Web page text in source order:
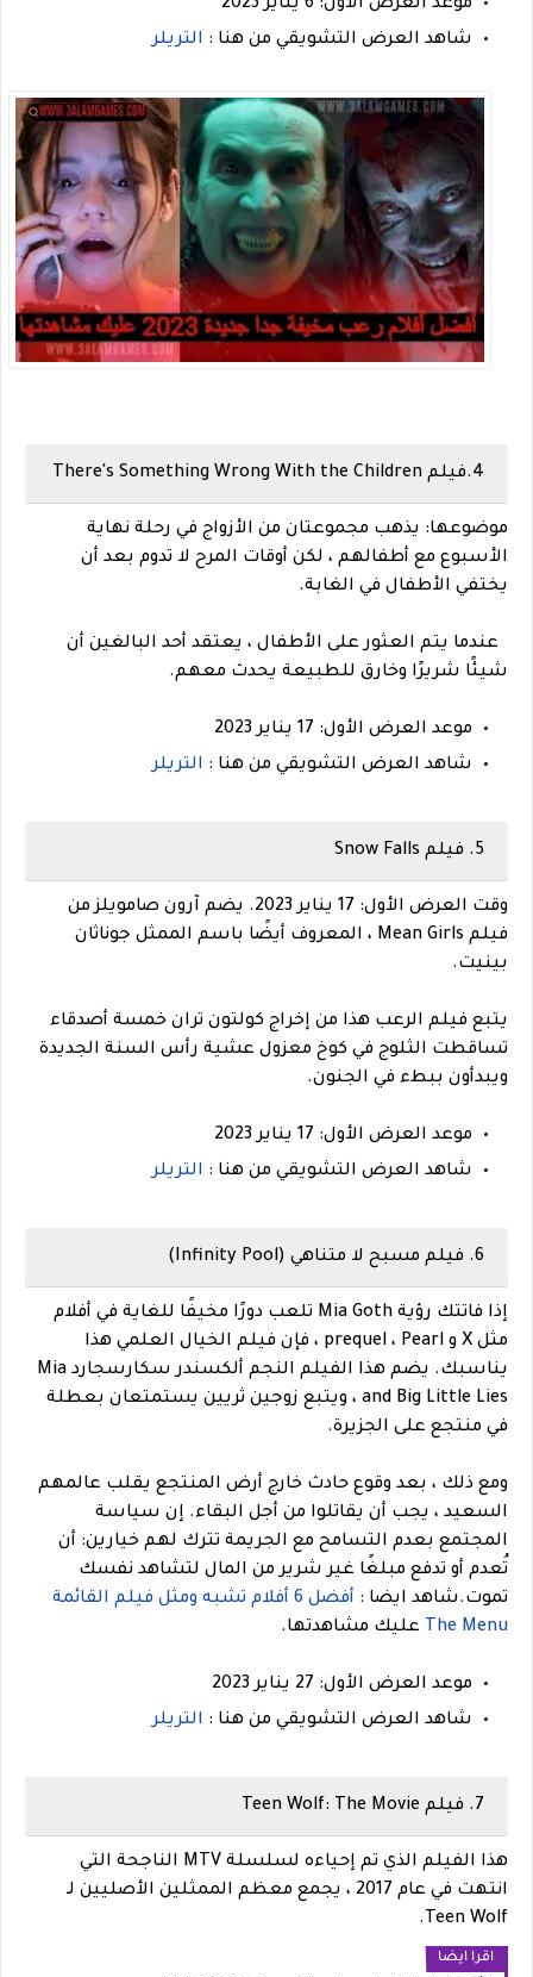
موعد العرض الأول: 6 يناير 2023
شاهد العرض التشويقي من هنا : التريلر
4.فيلم There's Something Wrong With the Children
موضوعها: يذهب مجموعتان من الأزواج في رحلة نهاية
الأسبوع مع أطفالهم ، لكن أوقات المرح لا تدوم بعد أن
يختفي الأطفال في الغابة.
عندما يتم العثور على الأطفال ، يعتقد أحد البالغين أن
شيئًا شريرًا وخارق للطبيعة يحدث معهم.
موعد العرض الأول: 17 يناير 2023
شاهد العرض التشويقي من هنا : التريلر
5. فيلم Snow Falls
وقت العرض الأول: 17 يناير 2023. يضم آرون صامويلز من
فيلم Mean Girls ، المعروف أيضًا باسم الممثل جوناثان
بينيت.
يتبع فيلم الرعب هذا من إخراج كولتون تران خمسة أصدقاء
تساقطت الثلوج في كوخ معزول عشية رأس السنة الجديدة
ويبدأون ببطء في الجنون.
موعد العرض الأول: 17 يناير 2023
شاهد العرض التشويقي من هنا : التريلر
6. فيلم مسبح لا متناهي (Infinity Pool)
إذا فاتتك رؤية Mia Goth تلعب دورًا مخيفًا للغاية في أفلام
مثل X و prequel ، Pearl ، فإن فيلم الخيال العلمي هذا
يناسبك. يضم هذا الفيلم النجم ألكسندر سكارسجارد Mia
and Big Little Lies ، ويتبع زوجين ثريين يستمتعان بعطلة
في منتجع على الجزيرة.
ومع ذلك ، بعد وقوع حادث خارج أرض المنتجع يقلب عالمهم
السعيد ، يجب أن يقاتلوا من أجل البقاء. إن سياسة
المجتمع بعدم التسامح مع الجريمة تترك لهم خيارين: أن
تُعدم أو تدفع مبلغًا غير شرير من المال لتشاهد نفسك
تموت.شاهد ايضا :
أفضل 6 أفلام تشبه ومثل فيلم القائمة
The Menu عليك مشاهدتها.
موعد العرض الأول: 27 يناير 2023
شاهد العرض التشويقي من هنا : التريلر
7. فيلم Teen Wolf: The Movie
هذا الفيلم الذي تم إحياءه لسلسلة MTV الناجحة التي
انتهت في عام 2017 ، يجمع معظم الممثلين الأصليين لـ
Teen Wolf.
اقرا ايضا